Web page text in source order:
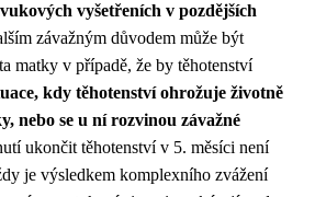
vyšetřeních v pozdějších
závažným důvodem může být
matky v případě, že by těhotenství
kdy těhotenství ohrožuje životně
nebo se u ní rozvinou závažné
ukončit těhotenství v 5. měsíci není
je výsledkem komplexního zvážení